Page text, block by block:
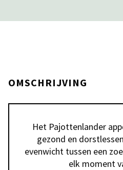
OMSCHRIJVING
Het Pajottenlander
gezond en
evenwicht tussen een
elk moment